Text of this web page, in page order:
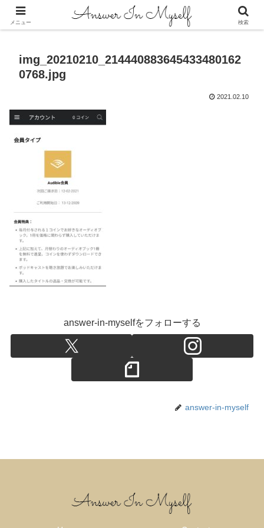
答えは自分の中にある
img_20210210_214440883645433480162
0768.jpg
2021.02.10
answer-in-myselfをフォローする
answer-in-myself
メニュー 検索